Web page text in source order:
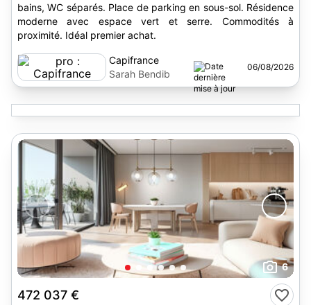
bains, WC séparés. Place de parking en sous-sol. Résidence
moderne avec espace vert et serre. Commodités à
proximité. Idéal premier achat.
Capifrance
Sarah Bendib
06/08/2026
6
472 037 €